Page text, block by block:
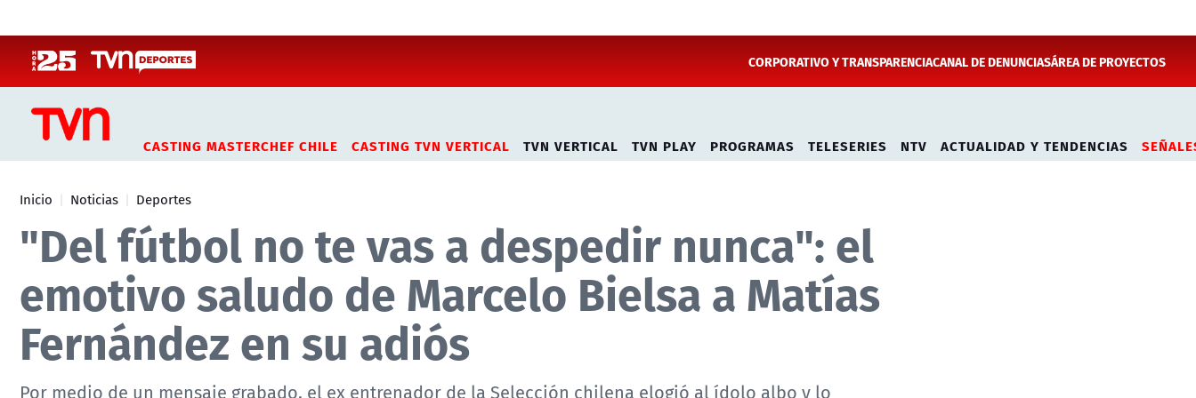
CORPORATIVO Y TRANSPARENCIACANAL DE DENUNCIASÁREA DE PROYECTOS
CASTING MASTERCHEF CHILE CASTING TVN VERTICAL TVN VERTICAL TVN PLAY PROGRAMAS TELESERIES NTV ACTUALIDAD Y TENDENCIAS
Inicio Noticias Deportes
"Del fútbol no te vas a despedir nunca": el
emotivo saludo de Marcelo Bielsa a Matías
Fernández en su adiós
Por medio de un mensaje grabado, el ex entrenador de la Selección chilena elogió al ídolo albo y lo